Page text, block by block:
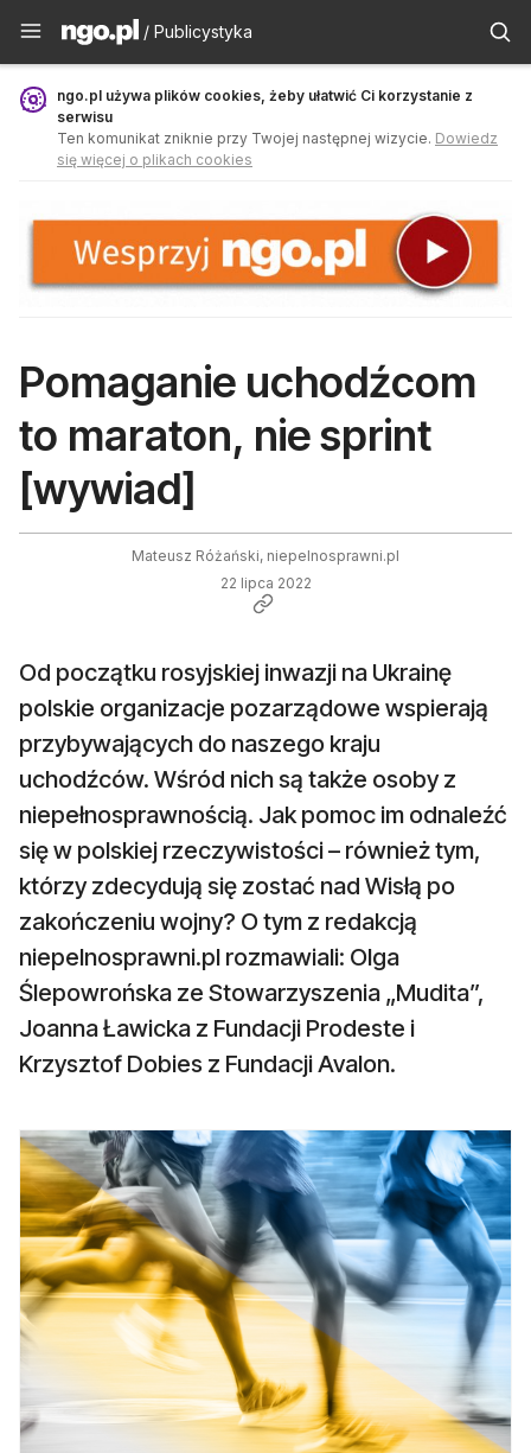
Publicystyka - ngo.pl
/ Publicystyka
ngo.pl używa plików cookies, żeby ułatwić Ci korzystanie z
serwisu
Ten komunikat zniknie przy Twojej następnej wizycie. Dowiedz
się więcej o plikach cookies
Pomaganie uchodźcom
to maraton, nie sprint
[wywiad]
Mateusz Różański, niepelnosprawni.pl
22 lipca 2022
Od początku rosyjskiej inwazji na Ukrainę
polskie organizacje pozarządowe wspierają
przybywających do naszego kraju
uchodźców. Wśród nich są także osoby z
niepełnosprawnością. Jak pomoc im odnaleźć
się w polskiej rzeczywistości – również tym,
którzy zdecydują się zostać nad Wisłą po
zakończeniu wojny? O tym z redakcją
niepelnosprawni.pl rozmawiali: Olga
Ślepowrońska ze Stowarzyszenia „Mudita”,
Joanna Ławicka z Fundacji Prodeste i
Krzysztof Dobies z Fundacji Avalon.